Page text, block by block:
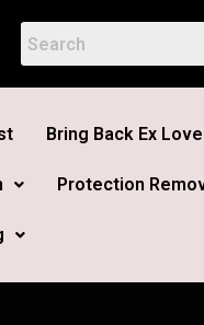
Bring Back Ex
Protection